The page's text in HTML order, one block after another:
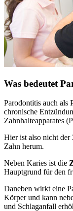
Was bedeutet
Parodontitis auch als
chronische
Zahnhalteapparates
Hier ist also nicht der
Zahn herum.
Neben Karies ist die
Hauptgrund für den
Daneben wirkt eine
Körper und kann
und Schlaganfall